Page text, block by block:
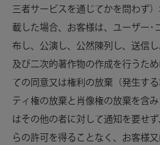
三者サービスを通じてかを問わず
載した場合、お客様は、ユーザー･
布し、公演し、公然陳列し、送信し
及び二次的著作物の作成を行うた
ての同意又は権利の放棄（発生す
ティ権の放棄と肖像権の放棄を含
はその他の者に対して通知を要せ
らの許可を得ることなく、お客様